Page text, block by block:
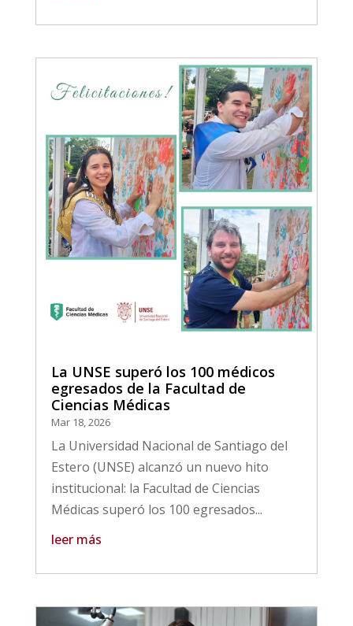
La UNSE superó los 100 médicos
egresados de la Facultad de
Ciencias Médicas
Mar 18, 2026
La Universidad Nacional de Santiago del
Estero (UNSE) alcanzó un nuevo hito
institucional: la Facultad de Ciencias
Médicas superó los 100 egresados...
leer más